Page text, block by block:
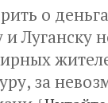
о
Луганску
за